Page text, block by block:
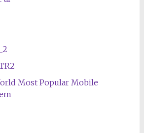
Most Popular Mobile